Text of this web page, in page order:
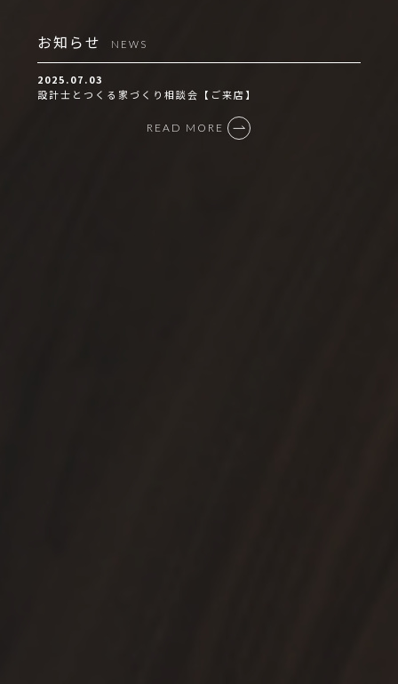
お知らせ NEWS
2025.07.03
設計士とつくる家づくり相談会【ご来店】
READ MORE